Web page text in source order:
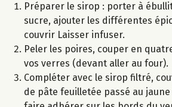
Préparer le sirop : porter à
sucre, ajouter les différentes
couvrir Laisser infuser.
Peler les poires, couper en
vos verres (devant aller au four).
Compléter avec le sirop filtré,
de pâte feuilletée passé au